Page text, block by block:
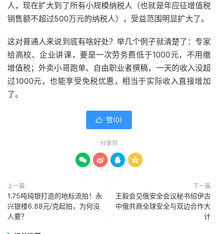
人，现在扩大到了所有小规模纳税人（也就是年应征增值税
销售额不超过500万元的纳税人），受益范围明显扩大了。
这对普通人来说到底有啥好处？举几个例子就清楚了：专家
给高校、企业讲课，要是一次劳务费低于1000元，不用缴
增值税；外卖小哥跑单、自由职业者撰稿，一天的收入没超
过1000元，也能享受免税优惠，相当于实际收入直接增加
了。
 赞(0)
分享到
   
上一篇
1.75吨纯银打造的地标流拍！永
兴银楼6.88元/克起拍，为何没
人要？
下一篇
王毅会见俄安全会议秘书绍伊古
中俄共商全球安全与双边合作大
计